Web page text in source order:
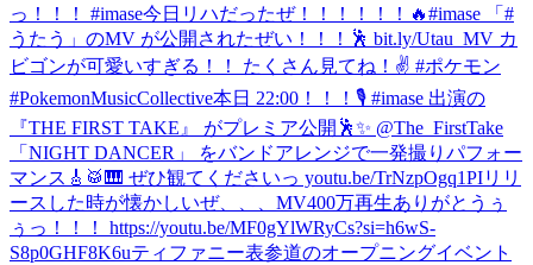
っ！！！ #imase今日リハだったぜ！！！！！！🔥#imase 「#
うたう」のMV が公開されたぜい！！！🕺 bit.ly/Utau_MV カ
ビゴンが可愛いすぎる！！ たくさん見てね！✌️ #ポケモン
#PokemonMusicCollective本日 22:00！！！🎙️ #imase 出演の
『THE FIRST TAKE』 がプレミア公開🕺✨ @The_FirstTake
「NIGHT DANCER」 をバンドアレンジで一発撮りパフォー
マンス🎸🥁🎹 ぜひ観てくださいっ youtu.be/TrNzpOgq1PIリリ
ースした時が懐かしいぜ、、、MV400万再生ありがとうぅ
ぅっ！！！ https://youtu.be/MF0gYlWRyCs?si=h6wS-
S8p0GHF8K6uティファニー表参道のオープニングイベント